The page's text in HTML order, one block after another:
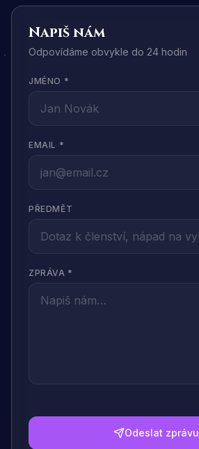
Napiš nám
Odpovídáme obvykle do 24 hodin
JMÉNO *
EMAIL *
PŘEDMĚT
ZPRÁVA *
Odeslat zprávu